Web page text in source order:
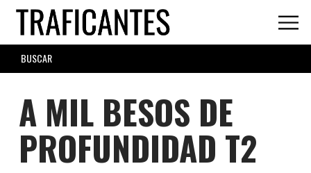
Skip
main
content
SEARCH
FORM
A MIL BESOS DE
PROFUNDIDAD T2